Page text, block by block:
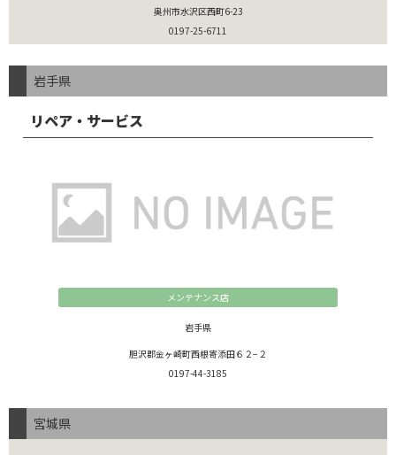
奥州市水沢区西町6-23
0197-25-6711
岩手県
リペア・サービス
メンテナンス店
岩手県
胆沢郡金ヶ崎町西根寄添田６２−２
0197-44-3185
宮城県